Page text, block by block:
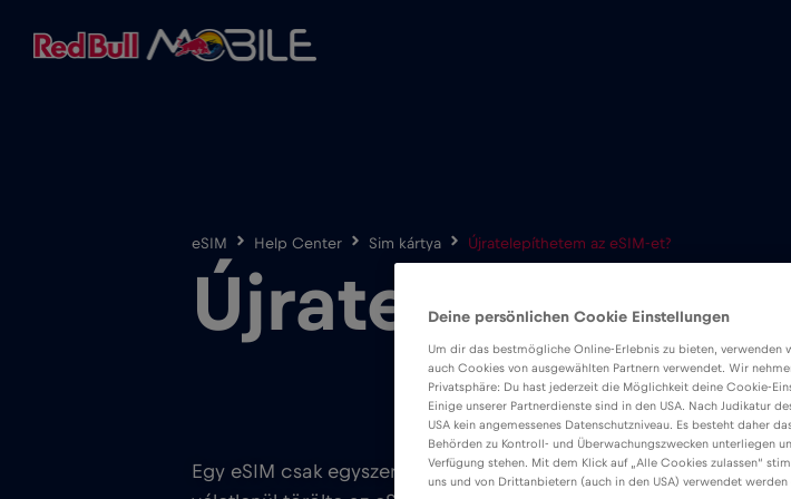
eSIM Help Center Sim kártya Újratelepíthetem az eSIM-et?
Egy eSIM csak egyszer telepíthető. Soha ne törölje az eSIM-et,
Deine persönlichen Cookie Einstellungen
Um dir das bestmögliche Online-Erlebnis zu bieten, verwenden
auch Cookies von ausgewählten Partnern verwendet. Wir
Privatsphäre: Du hast jederzeit die Möglichkeit deine Cookie-
Einige unserer Partnerdienste sind in den USA. Nach Judikatur
USA kein angemessenes Datenschutzniveau. Es besteht daher
Behörden zu Kontroll- und Überwachungszwecken unterliegen
Verfügung stehen. Mit dem Klick auf „Alle Cookies zulassen“
uns und von Drittanbietern (auch in den USA) verwendet werden